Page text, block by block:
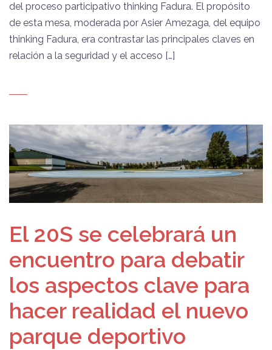
del proceso participativo thinking Fadura. El propósito
de esta mesa, moderada por Asier Amezaga, del equipo
thinking Fadura, era contrastar las principales claves en
relación a la seguridad y el acceso […]
El 20S se celebrará un
encuentro para debatir
los aspectos clave para
hacer realidad el nuevo
parque deportivo